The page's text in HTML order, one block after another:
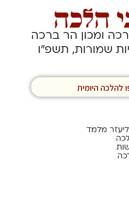
ומכון הר ברכה
שמורות, תשפ”ו
להלכה היומית
מלמד